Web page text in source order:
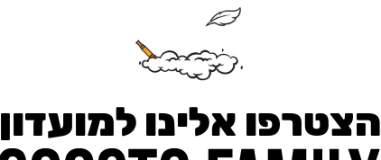
הצטרפו אלינו למועדון